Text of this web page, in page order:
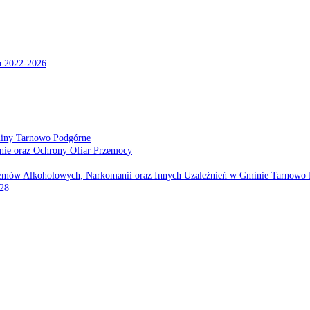
2022-2026
Tarnowo Podgórne
oraz Ochrony Ofiar Przemocy
Alkoholowych, Narkomanii oraz Innych Uzależnień w Gminie Tarnowo